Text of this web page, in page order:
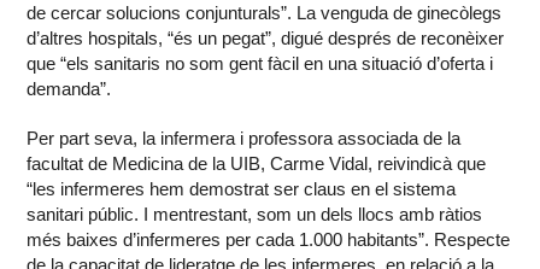
de cercar solucions conjunturals”. La venguda de ginecòlegs
d’altres hospitals, “és un pegat”, digué després de reconèixer
que “els sanitaris no som gent fàcil en una situació d’oferta i
demanda”.
Per part seva, la infermera i professora associada de la
facultat de Medicina de la UIB, Carme Vidal, reivindicà que
“les infermeres hem demostrat ser claus en el sistema
sanitari públic. I mentrestant, som un dels llocs amb ràtios
més baixes d’infermeres per cada 1.000 habitants”. Respecte
de la capacitat de lideratge de les infermeres, en relació a la